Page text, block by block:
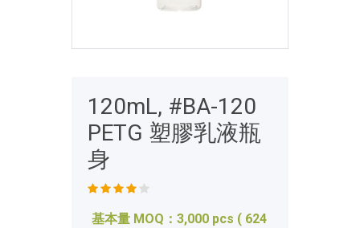
120mL, #BA-120
PETG 塑膠乳液瓶
身
基本量 MOQ：3,000 pcs ( 624